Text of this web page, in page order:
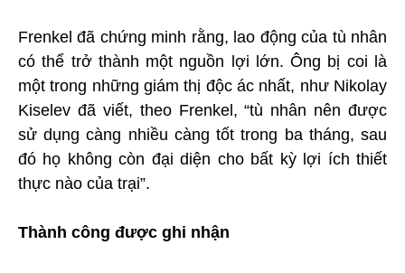
Frenkel đã chứng minh rằng, lao động của tù nhân
có thể trở thành một nguồn lợi lớn. Ông bị coi là
một trong những giám thị độc ác nhất, như Nikolay
Kiselev đã viết, theo Frenkel, “tù nhân nên được
sử dụng càng nhiều càng tốt trong ba tháng, sau
đó họ không còn đại diện cho bất kỳ lợi ích thiết
thực nào của trại”.
Thành công được ghi nhận